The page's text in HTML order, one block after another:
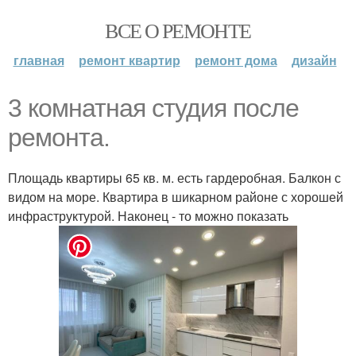
ВСЕ О РЕМОНТЕ
главная ремонт квартир ремонт дома дизайн
3 комнатная студия после
ремонта.
Площадь квартиры 65 кв. м. есть гардеробная. Балкон с
видом на море. Квартира в шикарном районе с хорошей
инфраструктурой. Наконец - то можно показать